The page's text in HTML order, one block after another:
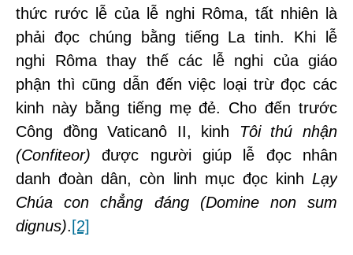
thức rước lễ của lễ nghi Rôma, tất nhiên là
phải đọc chúng bằng tiếng La tinh. Khi lễ
nghi Rôma thay thế các lễ nghi của giáo
phận thì cũng dẫn đến việc loại trừ đọc các
kinh này bằng tiếng mẹ đẻ. Cho đến trước
Công đồng Vaticanô II, kinh Tôi thú nhận
(Confiteor) được người giúp lễ đọc nhân
danh đoàn dân, còn linh mục đọc kinh Lạy
Chúa con chẳng đáng (Domine non sum
dignus). [2]